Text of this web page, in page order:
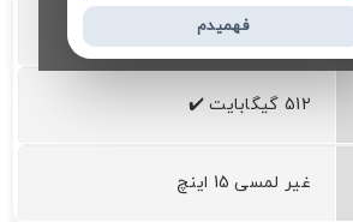
فهمیدم
512 گیگابایت ✔️
غیر لمسی 15 اینچ